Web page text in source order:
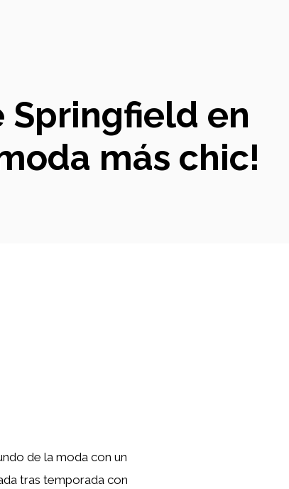
Springfield en
más chic!
de la moda con un
tras temporada con